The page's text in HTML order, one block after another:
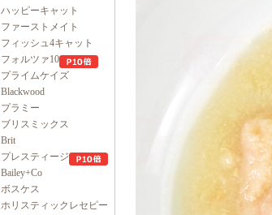
ハッピーキャット
ファーストメイト
フィッシュ4キャット
フォルツァ10
プライムケイズ
Blackwood
プラミー
ブリスミックス
Brit
プレスティージ
Bailey+Co
ボスケス
ホリスティックレセピー